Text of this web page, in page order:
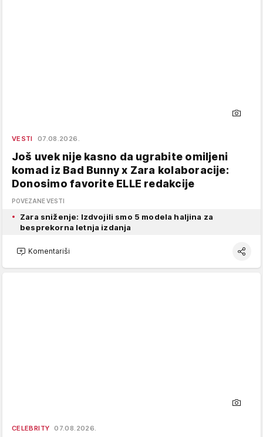
VESTI 07.08.2026.
Još uvek nije kasno da ugrabite omiljeni
komad iz Bad Bunny x Zara kolaboracije:
Donosimo favorite ELLE redakcije
POVEZANE VESTI
Zara sniženje: Izdvojili smo 5 modela haljina za
besprekorna letnja izdanja
Komentariši
CELEBRITY 07.08.2026.